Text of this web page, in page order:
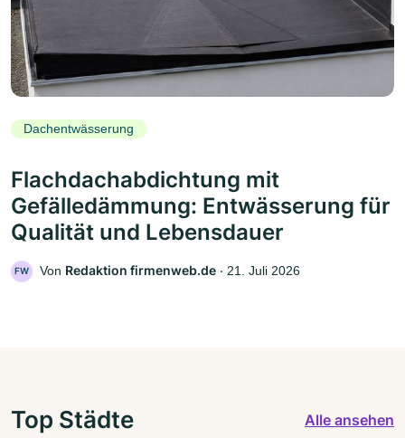
Dachentwässerung
Flachdachabdichtung mit
Gefälledämmung: Entwässerung für
Qualität und Lebensdauer
FW Von Redaktion firmenweb.de ‧ 21. Juli 2026
Top Städte Alle ansehen